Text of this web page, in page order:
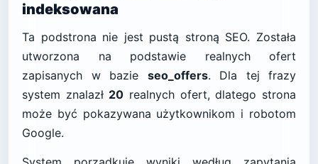
indeksowana
Ta podstrona nie jest pustą stroną SEO. Została
utworzona na podstawie realnych ofert
zapisanych w bazie seo_offers. Dla tej frazy
system znalazł 20 realnych ofert, dlatego strona
może być pokazywana użytkownikom i robotom
Google.